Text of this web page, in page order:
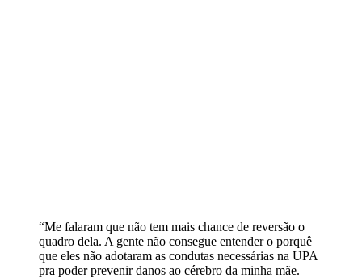
“Me falaram que não tem mais chance de reversão o
quadro dela. A gente não consegue entender o porquê
que eles não adotaram as condutas necessárias na UPA
pra poder prevenir danos ao cérebro da minha mãe.